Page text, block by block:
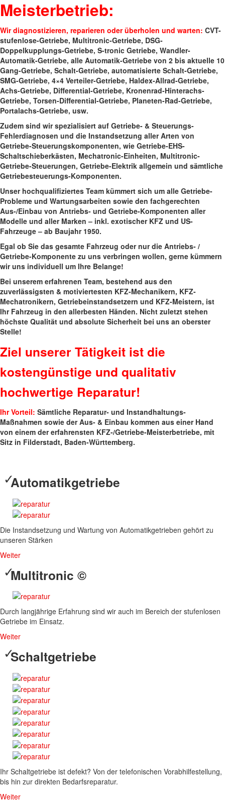
Meisterbetrieb:
Wir diagnostizieren, reparieren oder überholen und warten: CVT-
stufenlose-Getriebe, Multitronic-Getriebe, DSG-
Doppelkupplungs-Getriebe, S-tronic Getriebe, Wandler-
Automatik-Getriebe, alle Automatik-Getriebe von 2 bis aktuelle 10
Gang-Getriebe, Schalt-Getriebe, automatisierte Schalt-Getriebe,
SMG-Getriebe, 4×4 Verteiler-Getriebe, Haldex-Allrad-Getriebe,
Achs-Getriebe, Differential-Getriebe, Kronenrad-Hinterachs-
Getriebe, Torsen-Differential-Getriebe, Planeten-Rad-Getriebe,
Portalachs-Getriebe, usw.
Zudem sind wir spezialisiert auf Getriebe- & Steuerungs-
Fehlerdiagnosen und die Instandsetzung aller Arten von
Getriebe-Steuerungskomponenten, wie Getriebe-EHS-
Schaltschieberkästen, Mechatronic-Einheiten, Multitronic-
Getriebe-Steuerungen, Getriebe-Elektrik allgemein und sämtliche
Getriebesteuerungs-Komponenten.
Unser hochqualifiziertes Team kümmert sich um alle Getriebe-
Probleme und Wartungsarbeiten sowie den fachgerechten
Aus-/Einbau von Antriebs- und Getriebe-Komponenten aller
Modelle und aller Marken – inkl. exotischer KFZ und US-
Fahrzeuge – ab Baujahr 1950.
Egal ob Sie das gesamte Fahrzeug oder nur die Antriebs- /
Getriebe-Komponente zu uns verbringen wollen, gerne kümmern
wir uns individuell um Ihre Belange!
Bei unserem erfahrenen Team, bestehend aus den
zuverlässigsten & motiviertesten KFZ-Mechanikern, KFZ-
Mechatronikern, Getriebeinstandsetzern und KFZ-Meistern, ist
Ihr Fahrzeug in den allerbesten Händen. Nicht zuletzt stehen
höchste Qualität und absolute Sicherheit bei uns an oberster
Stelle!
Ziel unserer Tätigkeit ist die
kostengünstige und qualitativ
hochwertige Reparatur!
Ihr Vorteil: Sämtliche Reparatur- und Instandhaltungs-
Maßnahmen sowie der Aus- & Einbau kommen aus einer Hand
von einem der erfahrensten KFZ-/Getriebe-Meisterbetriebe, mit
Sitz in Filderstadt, Baden-Württemberg.
Automatikgetriebe
Die Instandsetzung und Wartung von Automatikgetrieben gehört zu
unseren Stärken
Weiter
Multitronic ©
Durch langjährige Erfahrung sind wir auch im Bereich der stufenlosen
Getriebe im Einsatz.
Weiter
Schaltgetriebe
Ihr Schaltgetriebe ist defekt? Von der telefonischen Vorabhilfestellung,
bis hin zur direkten Bedarfsreparatur.
Weiter